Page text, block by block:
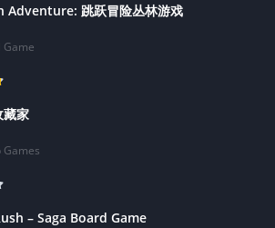
Adventure: 跳跃冒险丛林游戏
Game
藏家
Games
– Saga Board Game